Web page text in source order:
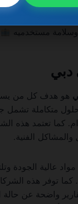
أو الشهري. كما
العمل. إن الاعتماد
مستخدميه
دبي
هو هدف كل من
متكاملة تشمل
كما تعتمد
الفنية.
الجودة وتلتزم
كما توفر هذه
واضحة عن حالة